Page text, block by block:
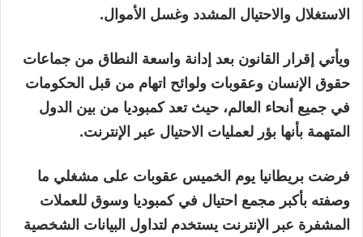
الاستغلال والاحتيال المشدد وغسل الأموال.
ويأتي إقرار القانون بعد إدانة واسعة النطاق من جماعات
حقوق الإنسان وعقوبات ولوائح اتهام من قبل الحكومات
في جميع أنحاء العالم، حيث تعد كمبوديا من بين الدول
المتهمة بأنها بؤر لعمليات الاحتيال عبر الإنترنت.
فرضت بريطانيا يوم الخميس عقوبات على مشغلي ما
وصفته بأكبر مجمع احتيال في كمبوديا وسوق للعملات
المشفرة عبر الإنترنت يستخدم لتداول البيانات الشخصية